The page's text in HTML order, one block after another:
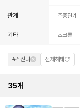
관계 주종관계
기타 스크롤
#직진녀 전체해제
35개